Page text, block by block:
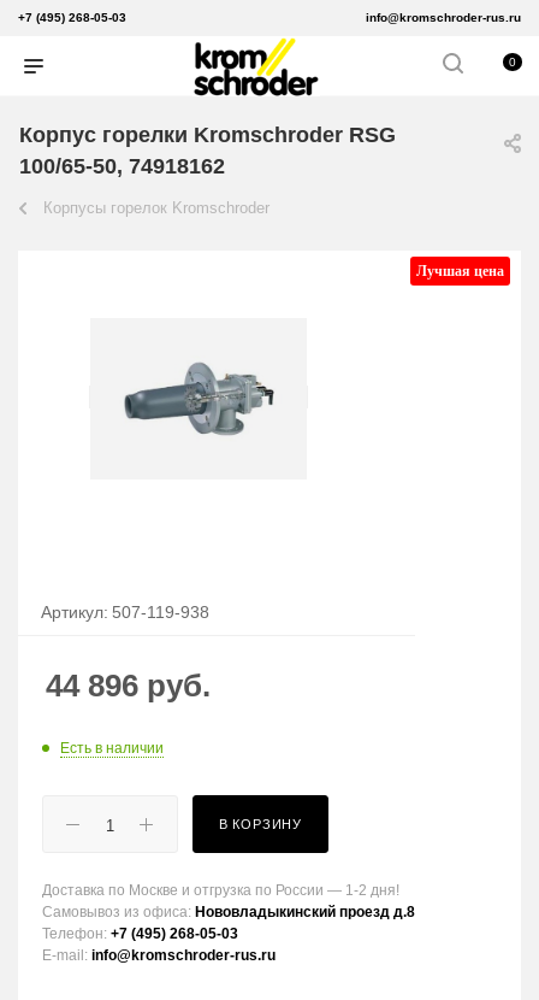
+7 (495) 268-05-03 info@kromschroder-rus.ru
0
Корпус горелки Kromschroder RSG
100/65-50, 74918162
Корпусы горелок Kromschroder
Лучшая цена
Артикул: 507-119-938
44 896 руб.
Есть в наличии
В КОРЗИНУ
Доставка по Москве и отгрузка по России — 1-2 дня!
Самовывоз из офиса: Нововладыкинский проезд д.8
Телефон: +7 (495) 268-05-03
E-mail: info@kromschroder-rus.ru